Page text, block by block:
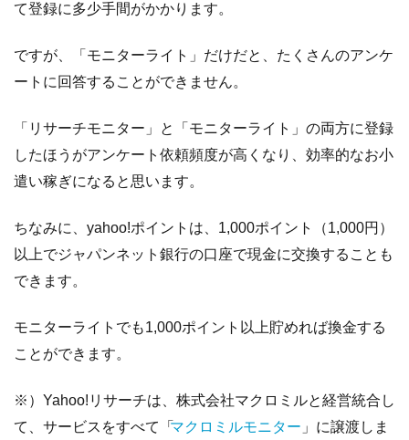
て登録に多少手間がかかります。
ですが、「モニターライト」だけだと、たくさんのアンケ
ートに回答することができません。
「リサーチモニター」と「モニターライト」の両方に登録
したほうがアンケート依頼頻度が高くなり、効率的なお小
遣い稼ぎになると思います。
ちなみに、yahoo!ポイントは、1,000ポイント（1,000円）
以上でジャパンネット銀行の口座で現金に交換することも
できます。
モニターライトでも1,000ポイント以上貯めれば換金する
ことができます。
※）Yahoo!リサーチは、株式会社マクロミルと経営統合し
て、サービスをすべて「マクロミルモニター 」に譲渡しま